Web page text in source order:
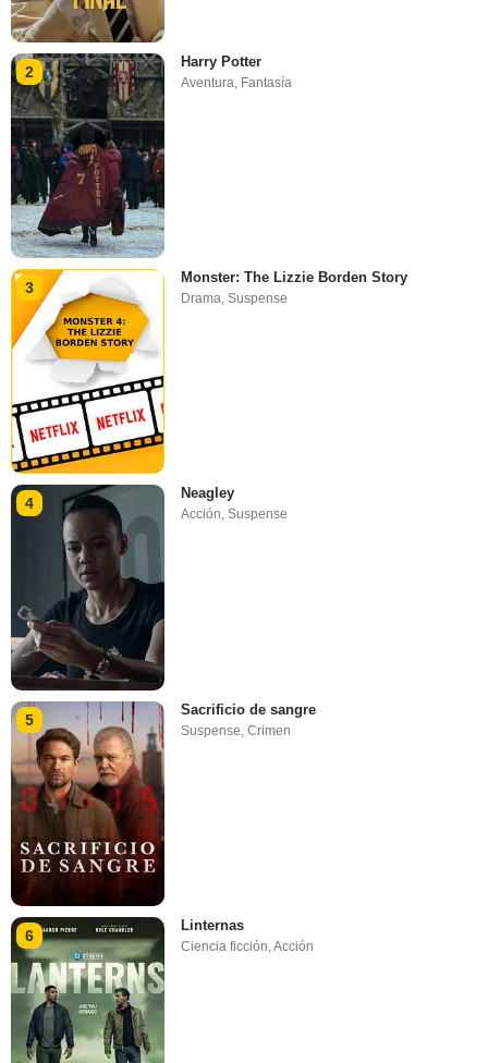
2
Harry Potter
Aventura, Fantasía
3
Monster: The Lizzie Borden Story
Drama,Suspense
4
Neagley
Acción,Suspense
5
Sacrificio de sangre
Suspense ,Crimen
6
Linternas
Ciencia ficción,Acción